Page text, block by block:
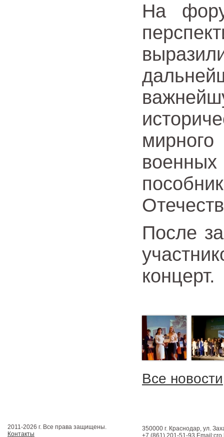
На
военных
После
концерт.
Все новости
2011-2026 г. Все права защищены.
Контакты
350000 г. Краснодар, ул.
+7 (861) 201-51-93